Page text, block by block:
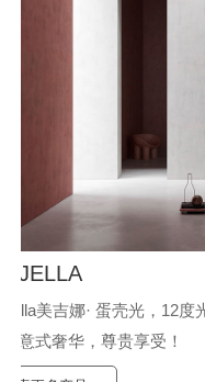
鲜
ANCONA
Ancona路易诗兰安科娜
样的温柔，让家焕发生